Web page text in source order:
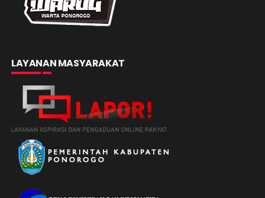
LAYANAN MASYARAKAT